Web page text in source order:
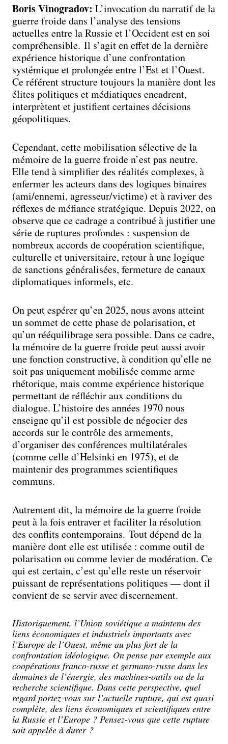
Boris Vinogradov: L’invocation du narratif de la
guerre froide dans l’analyse des tensions
actuelles entre la Russie et l’Occident est en soi
compréhensible. Il s’agit en effet de la dernière
expérience historique d’une confrontation
systémique et prolongée entre l’Est et l’Ouest.
Ce référent structure toujours la manière dont les
élites politiques et médiatiques encadrent,
interprètent et justifient certaines décisions
géopolitiques.
Cependant, cette mobilisation sélective de la
mémoire de la guerre froide n’est pas neutre.
Elle tend à simplifier des réalités complexes, à
enfermer les acteurs dans des logiques binaires
(ami/ennemi, agresseur/victime) et à raviver des
réflexes de méfiance stratégique. Depuis 2022, on
observe que ce cadrage a contribué à justifier une
série de ruptures profondes : suspension de
nombreux accords de coopération scientifique,
culturelle et universitaire, retour à une logique
de sanctions généralisées, fermeture de canaux
diplomatiques informels, etc.
On peut espérer qu’en 2025, nous avons atteint
un sommet de cette phase de polarisation, et
qu’un rééquilibrage sera possible. Dans ce cadre,
la mémoire de la guerre froide peut aussi avoir
une fonction constructive, à condition qu’elle ne
soit pas uniquement mobilisée comme arme
rhétorique, mais comme expérience historique
permettant de réfléchir aux conditions du
dialogue. L’histoire des années 1970 nous
enseigne qu’il est possible de négocier des
accords sur le contrôle des armements,
d’organiser des conférences multilatérales
(comme celle d’Helsinki en 1975), et de
maintenir des programmes scientifiques
communs.
Autrement dit, la mémoire de la guerre froide
peut à la fois entraver et faciliter la résolution
des conflits contemporains. Tout dépend de la
manière dont elle est utilisée : comme outil de
polarisation ou comme levier de modération. Ce
qui est certain, c’est qu’elle reste un réservoir
puissant de représentations politiques — dont il
convient de se servir avec discernement.
Historiquement, l’Union soviétique a maintenu des
liens économiques et industriels importants avec
l’Europe de l’Ouest, même au plus fort de la
confrontation idéologique. On pense par exemple aux
coopérations franco-russe et germano-russe dans les
domaines de l’énergie, des machines-outils ou de la
recherche scientifique. Dans cette perspective, quel
regard portez-vous sur l’actuelle rupture, qui est quasi
complète, des liens économiques et scientifiques entre
la Russie et l’Europe ? Pensez-vous que cette rupture
soit appelée à durer ?